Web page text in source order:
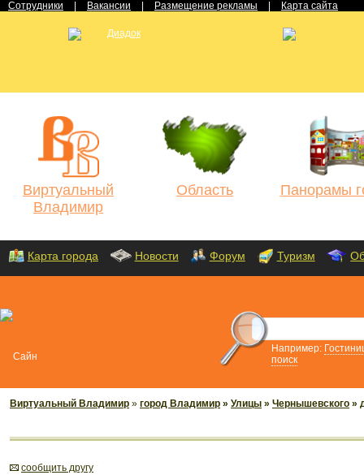
Сотрудники Вакансии Размещение рекламы Карта сайта
Виртуальный
Владимир
Область Панорамы
Карта города Новости Форум Туризм
Например:
поиск
Виртуальный Владимир » город Владимир » Улицы » Чернышевского »
cообщить другу